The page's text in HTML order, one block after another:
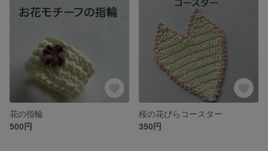
花の指輪
500円
桜の花びらコースター
350円